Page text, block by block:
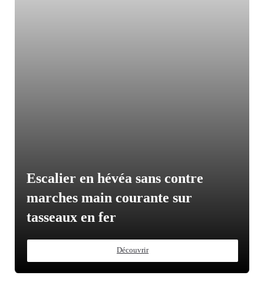
Escalier en hévéa sans contre
marches main courante sur
tasseaux en fer
Découvrir